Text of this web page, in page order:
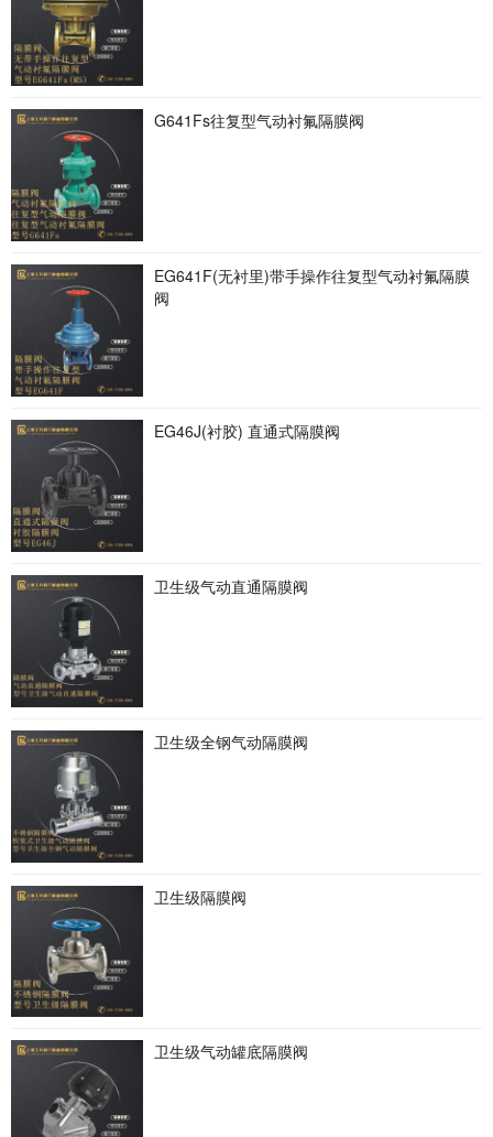
G641Fs往复型气动衬氟隔膜阀
EG641F(无衬里)带手操作往复型气动衬氟隔膜
阀
EG46J(衬胶) 直通式隔膜阀
卫生级气动直通隔膜阀
卫生级全钢气动隔膜阀
卫生级隔膜阀
卫生级气动罐底隔膜阀